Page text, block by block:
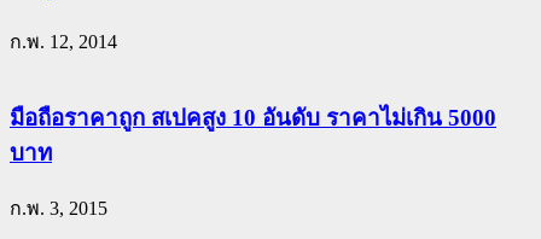
ก.พ. 12, 2014
มือถือราคาถูก สเปคสูง 10 อันดับ ราคาไม่เกิน 5000
บาท
ก.พ. 3, 2015